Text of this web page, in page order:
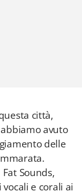
città,
avuto
delle
Sounds,
e corali ai